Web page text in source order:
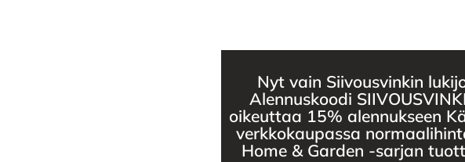
Nyt vain Siivousvinkin
Alennuskoodi
oikeuttaa 15% alennukseen
verkkokaupassa
Home & Garden -sarjan